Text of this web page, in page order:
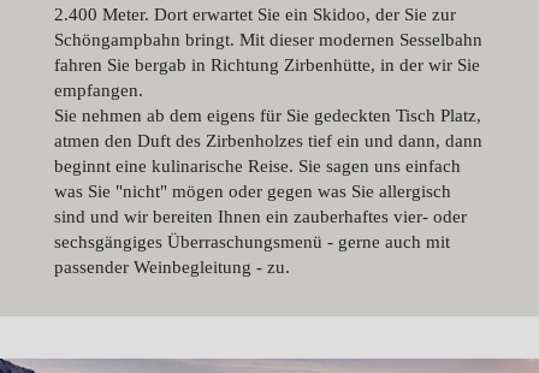
2.400 Meter. Dort erwartet Sie ein Skidoo, der Sie zur
Schöngampbahn bringt. Mit dieser modernen Sesselbahn
fahren Sie bergab in Richtung Zirbenhütte, in der wir Sie
empfangen.
Sie nehmen ab dem eigens für Sie gedeckten Tisch Platz,
atmen den Duft des Zirbenholzes tief ein und dann, dann
beginnt eine kulinarische Reise. Sie sagen uns einfach
was Sie "nicht" mögen oder gegen was Sie allergisch
sind und wir bereiten Ihnen ein zauberhaftes vier- oder
sechsgängiges Überraschungsmenü - gerne auch mit
passender Weinbegleitung - zu.